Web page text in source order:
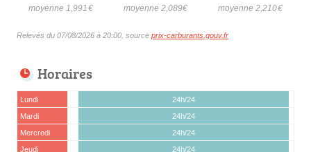
moyenne 1,991€ moyenne 2,089€ moyenne 2,210€
Relevés du 07/08/2026 à 20:00, source prix-carburants.gouv.fr
Horaires
Lundi
24h/24
Mardi
24h/24
Mercredi
24h/24
Jeudi
24h/24